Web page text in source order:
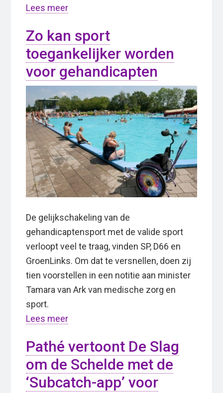
Lees meer
Zo kan sport
toegankelijker worden
voor gehandicapten
De gelijkschakeling van de
gehandicaptensport met de valide sport
verloopt veel te traag, vinden SP, D66 en
GroenLinks. Om dat te versnellen, doen zij
tien voorstellen in een notitie aan minister
Tamara van Ark van medische zorg en
sport.
Lees meer
Pathé vertoont De Slag
om de Schelde met de
‘Subcatch-app’ voor